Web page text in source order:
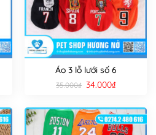
Áo 3 lỗ lưới số 6
35.000₫ Giá
gốc
35.000₫.
34.000₫Giá
hiện
là:
34.000₫.